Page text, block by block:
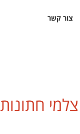
צור קשר
חתונות